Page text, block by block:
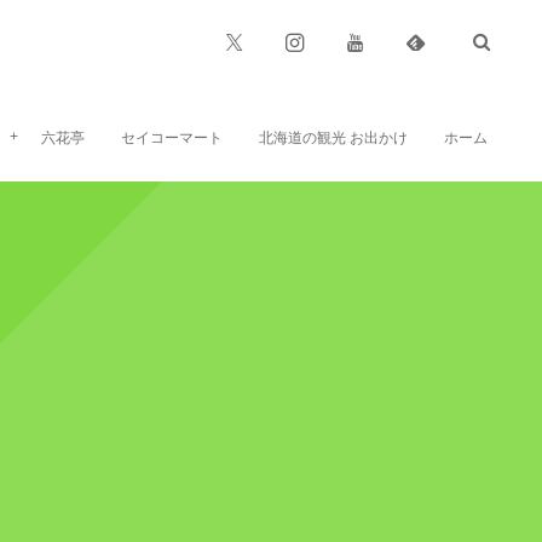
六花亭 セイコーマート 北海道の観光 お出かけ ホーム